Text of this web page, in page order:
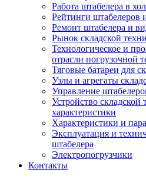
Работа штабелера в
Рейтинги
Ремонт штабелера и
Рынок складской
Технологическое и
отрасли погрузочной
Тяговые батареи для
Узлы и агрегаты
Управление
Устройство складской
характеристики
Характеристики и
Эксплуатация и
штабелера
Электропогрузчики
Контакты